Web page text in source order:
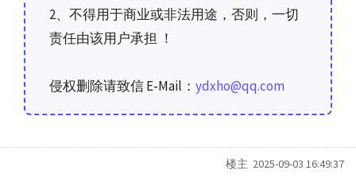
2、不得用于商业或非法用途，否则，一切
责任由该用户承担 ！
侵权删除请致信 E-Mail： ydxho@qq.com
楼主 2025-09-03 16:49:37